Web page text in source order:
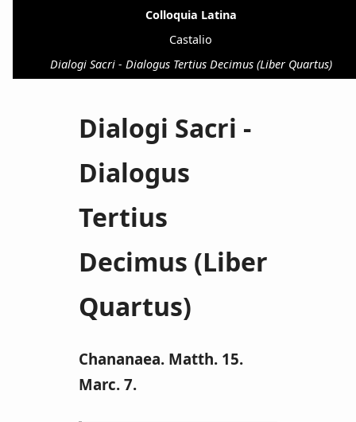
Colloquia Latina
Castalio
Dialogi Sacri - Dialogus Tertius Decimus (Liber Quartus)
Dialogi Sacri -
Dialogus
Tertius
Decimus (Liber
Quartus)
Chananaea. Matth. 15.
Marc. 7.